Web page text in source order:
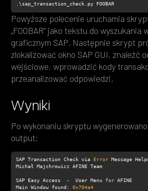
.\sap_transaction_check.py FOOBAR
Powyższe polecenie uruchamia
„FOOBAR” jako tekstu do wyszukania
graficznym SAP. Następnie skrypt
zlokalizować okno SAP GUI, znaleźć
wejściowe, wprowadzić kody
przeanalizować odpowiedzi.
Wyniki
Po wykonaniu skryptu
output:
SAP Transaction Check via Error Message
SAP Easy Access  -  User Menu for
Main Window found: 0x704a4